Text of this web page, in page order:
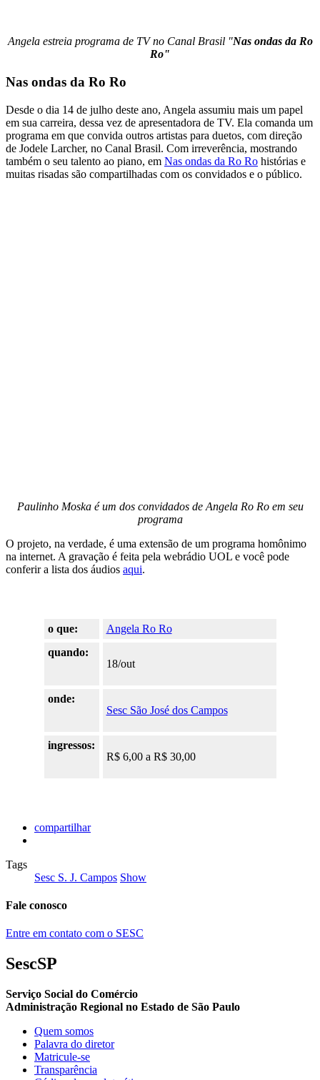
Angela estreia programa de TV no Canal Brasil "Nas ondas da Ro
Ro"
Nas ondas da Ro Ro
Desde o dia 14 de julho deste ano, Angela assumiu mais um papel
em sua carreira, dessa vez de apresentadora de TV. Ela comanda um
programa em que convida outros artistas para duetos, com direção
de Jodele Larcher, no Canal Brasil. Com irreverência, mostrando
também o seu talento ao piano, em Nas ondas da Ro Ro histórias e
muitas risadas são compartilhadas com os convidados e o público.
Paulinho Moska é um dos convidados de Angela Ro Ro em seu
programa
O projeto, na verdade, é uma extensão de um programa homônimo
na internet. A gravação é feita pela webrádio UOL e você pode
conferir a lista dos áudios aqui.
o que:
Angela Ro Ro
quando:
18/out
onde:
Sesc São José dos Campos
ingressos:
R$ 6,00 a R$ 30,00
compartilhar
Tags
Sesc S. J. Campos Show
Fale conosco
Entre em contato com o SESC
SescSP
Serviço Social do Comércio
Administração Regional no Estado de São Paulo
Quem somos
Palavra do diretor
Matricule-se
Transparência